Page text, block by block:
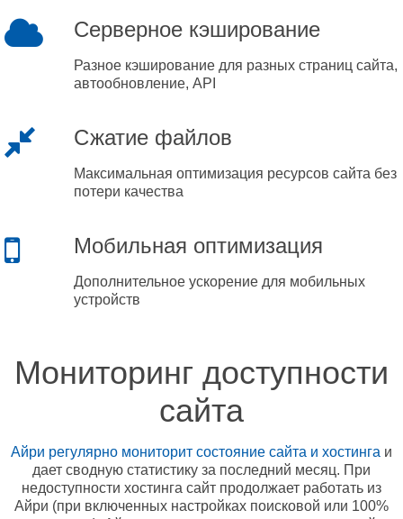
Серверное кэширование
Разное кэширование для разных страниц сайта,
автообновление, API
Сжатие файлов
Максимальная оптимизация ресурсов сайта без
потери качества
Мобильная оптимизация
Дополнительное ускорение для мобильных
устройств
Мониторинг доступности
сайта
Айри регулярно мониторит состояние сайта и хостинга и
дает сводную статистику за последний месяц. При
недоступности хостинга сайт продолжает работать из
Айри (при включенных настройках поисковой или 100%